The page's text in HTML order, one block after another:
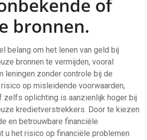
of
bronnen.
belang om het lenen van geld bij
bronnen te vermijden, vooral
leningen zonder controle bij de
op misleidende voorwaarden,
zelfs oplichting is aanzienlijk hoger bij
kredietverstrekkers. Door te kiezen
en betrouwbare financiële
u het risico op financiële problemen